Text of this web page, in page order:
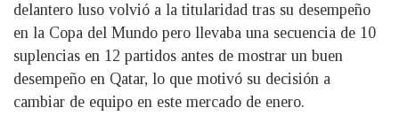
delantero luso volvió a la titularidad tras su desempeño
en la Copa del Mundo pero llevaba una secuencia de 10
suplencias en 12 partidos antes de mostrar un buen
desempeño en Qatar, lo que motivó su decisión a
cambiar de equipo en este mercado de enero.